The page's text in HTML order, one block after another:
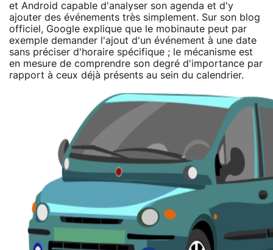
et Android capable d'analyser son agenda et d'y
ajouter des événements très simplement. Sur son blog
officiel, Google explique que le mobinaute peut par
exemple demander l'ajout d'un événement à une date
sans préciser d'horaire spécifique ; le mécanisme est
en mesure de comprendre son degré d'importance par
rapport à ceux déjà présents au sein du calendrier.